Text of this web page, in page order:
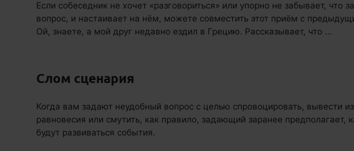
Если собеседник не хочет «разговориться» или упорно не забывает, что
вопрос, и настаивает на нём, можете совместить этот приём с
Ой, знаете, а мой друг недавно ездил в Грецию. Рассказывает, что …
Слом сценария
Когда вам задают неудобный вопрос с целью спровоцировать, вывести из
равновесия или смутить, как правило, задающий заранее предполагает,
будут развиваться события.